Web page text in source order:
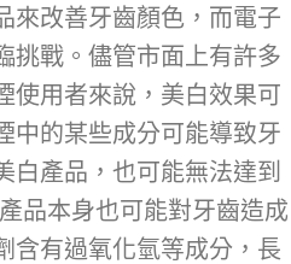
來改善牙齒顏色，而電子
挑戰。儘管市面上有許多
使用者來說，美白效果可
中的某些成分可能導致牙
白產品，也可能無法達到
品本身也可能對牙齒造成
含有過氧化氫等成分，長